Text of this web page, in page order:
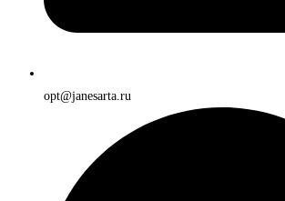
opt@janesarta.ru